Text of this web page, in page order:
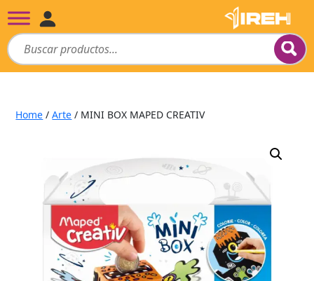
Home /Arte / MINI BOX MAPED CREATIV